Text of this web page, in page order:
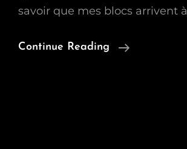
savoir que mes blocs arrivent à
Continue Reading
Siggy